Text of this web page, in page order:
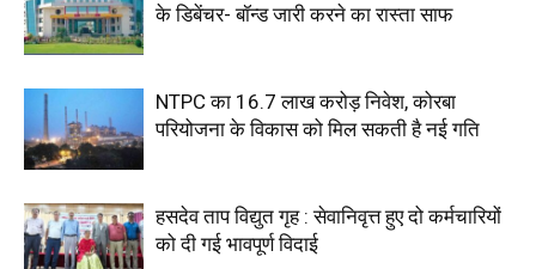
के डिबेंचर- बॉन्ड जारी करने का रास्ता साफ
NTPC का ₹16.7 लाख करोड़ निवेश, कोरबा
परियोजना के विकास को मिल सकती है नई गति
हसदेव ताप विद्युत गृह : सेवानिवृत्त हुए दो कर्मचारियों
को दी गई भावपूर्ण विदाई